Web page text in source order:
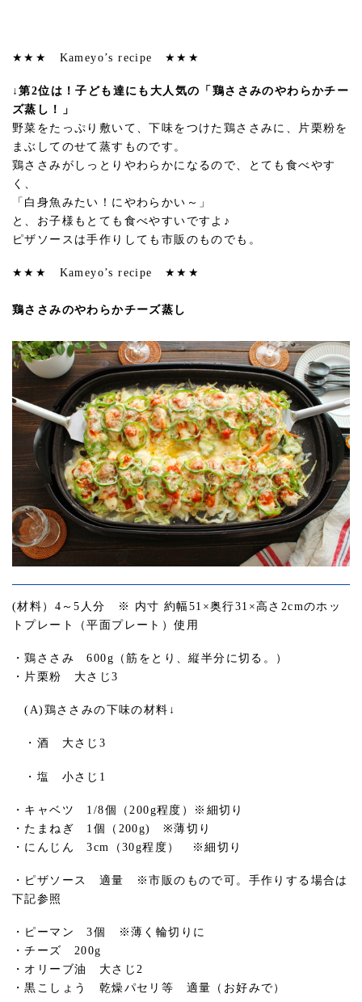
★★★ Kameyo’s recipe ★★★
↓第2位は！子ども達にも大人気の「鶏ささみのやわらかチー
ズ蒸し！」
野菜をたっぷり敷いて、下味をつけた鶏ささみに、片栗粉を
まぶしてのせて蒸すものです。
鶏ささみがしっとりやわらかになるので、とても食べやす
く、
「白身魚みたい！にやわらかい～」
と、お子様もとても食べやすいですよ♪
ピザソースは手作りしても市販のものでも。
★★★ Kameyo’s recipe ★★★
鶏ささみのやわらかチーズ蒸し
(材料）4～5人分 ※ 内寸 約幅51×奥行31×高さ2cmのホッ
トプレート（平面プレート）使用
・鶏ささみ 600g（筋をとり、縦半分に切る。）
・片栗粉 大さじ3
(A)鶏ささみの下味の材料↓
・酒 大さじ3
・塩 小さじ1
・キャベツ 1/8個（200g程度）※細切り
・たまねぎ 1個（200g) ※薄切り
・にんじん 3cm（30g程度） ※細切り
・ピザソース 適量 ※市販のもので可。手作りする場合は
下記参照
・ピーマン 3個 ※薄く輪切りに
・チーズ 200g
・オリーブ油 大さじ2
・黒こしょう 乾燥パセリ等 適量（お好みで）